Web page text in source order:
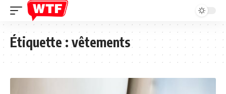
Étiquette :vêtements